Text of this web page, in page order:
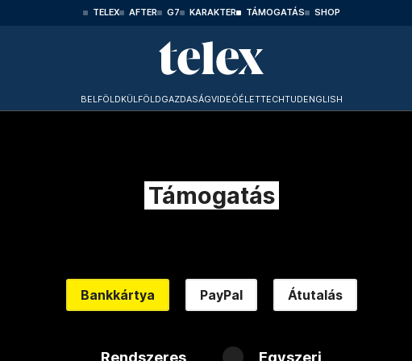
TELEX AFTER G7 KARAKTER TÁMOGATÁS SHOP
BELFÖLDKÜLFÖLDGAZDASÁGVIDEÓÉLETTECHTUDENGLISH
Támogatás
Bankkártya PayPal Átutalás
Rendszeres Egyszeri